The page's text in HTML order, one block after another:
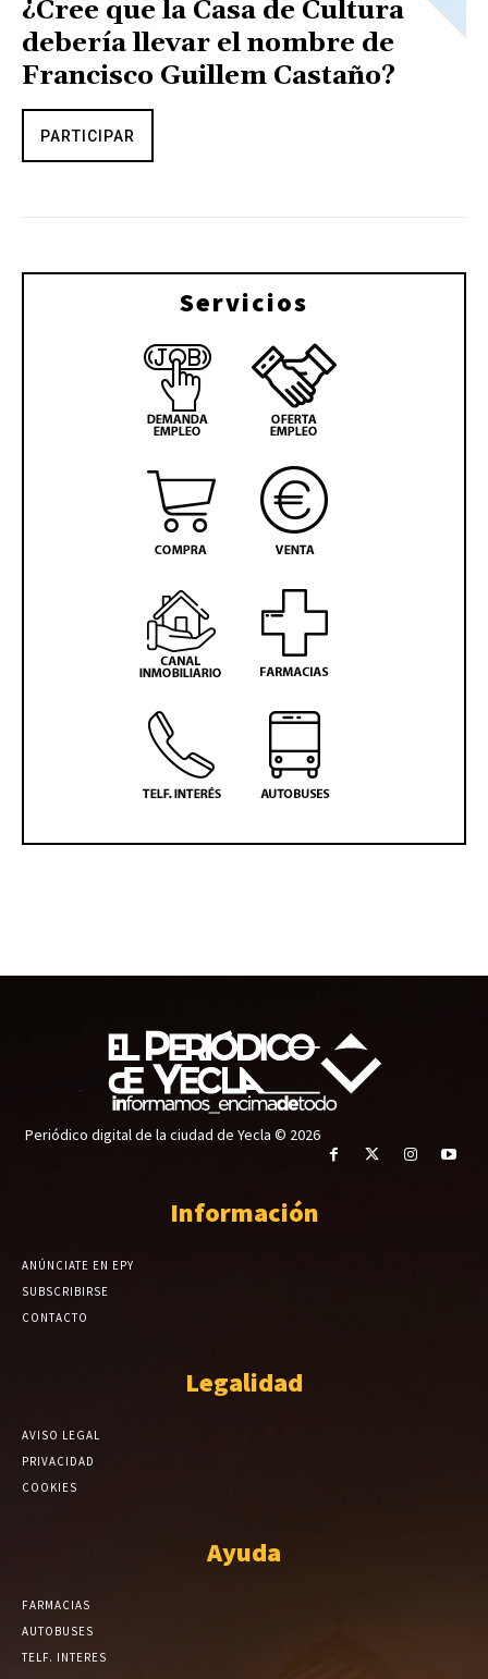
¿Cree que la Casa de Cultura
debería llevar el nombre de
Francisco Guillem Castaño?
PARTICIPAR
Servicios
Periódico digital de la ciudad de Yecla © 2026
Información
ANÚNCIATE EN EPY
SUBSCRIBIRSE
CONTACTO
Legalidad
AVISO LEGAL
PRIVACIDAD
COOKIES
Ayuda
FARMACIAS
AUTOBUSES
TELF. INTERES